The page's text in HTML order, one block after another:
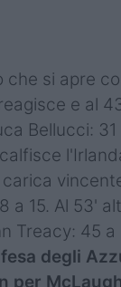
che si apre
e al
Bellucci: 31
a 15. Al 53'
Treacy: 45 a
degli
per